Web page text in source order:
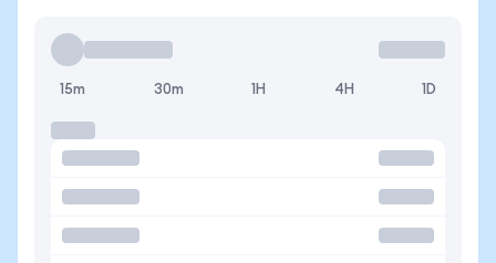
15m 30m 1H 4H 1D